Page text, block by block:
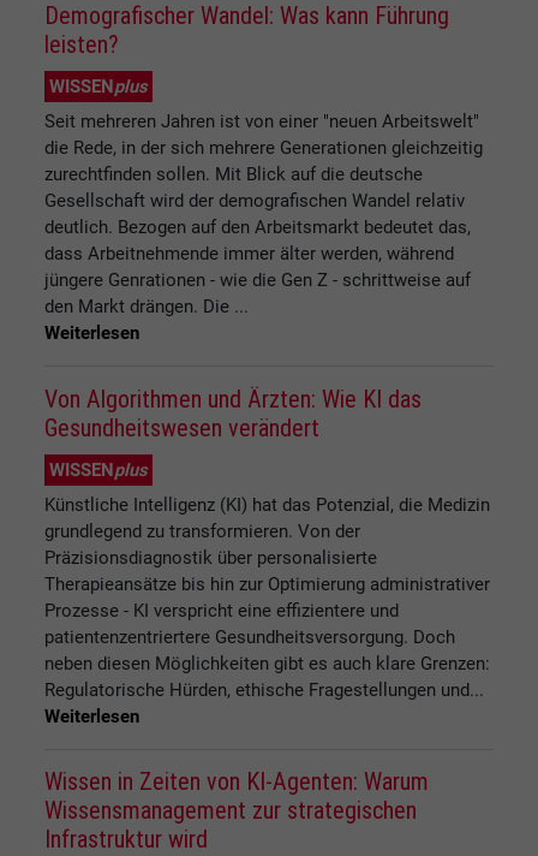
Demografischer Wandel: Was kann Führung
leisten?
WISSENplus
Seit mehreren Jahren ist von einer "neuen Arbeitswelt"
die Rede, in der sich mehrere Generationen gleichzeitig
zurechtfinden sollen. Mit Blick auf die deutsche
Gesellschaft wird der demografischen Wandel relativ
deutlich. Bezogen auf den Arbeitsmarkt bedeutet das,
dass Arbeitnehmende immer älter werden, während
jüngere Genrationen - wie die Gen Z - schrittweise auf
den Markt drängen. Die ...
Weiterlesen
Von Algorithmen und Ärzten: Wie KI das
Gesundheitswesen verändert
WISSENplus
Künstliche Intelligenz (KI) hat das Potenzial, die Medizin
grundlegend zu transformieren. Von der
Präzisionsdiagnostik über personalisierte
Therapieansätze bis hin zur Optimierung administrativer
Prozesse - KI verspricht eine effizientere und
patientenzentriertere Gesundheitsversorgung. Doch
neben diesen Möglichkeiten gibt es auch klare Grenzen:
Regulatorische Hürden, ethische Fragestellungen und...
Weiterlesen
Wissen in Zeiten von KI-Agenten: Warum
Wissensmanagement zur strategischen
Infrastruktur wird